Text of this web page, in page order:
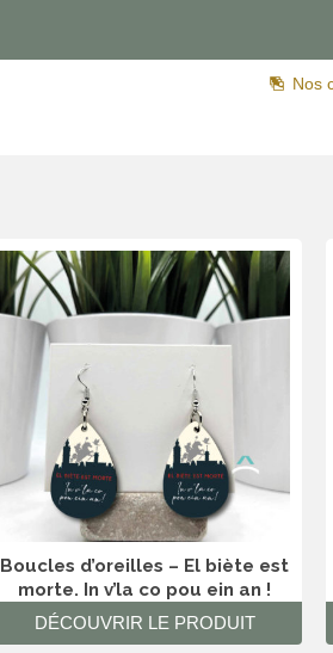
Nos
Boucles d’oreilles – El biète est
morte. In v’la co pou ein an !
DÉCOUVRIR LE PRODUIT